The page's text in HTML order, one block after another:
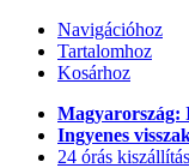
Navigációhoz
Tartalomhoz
Kosárhoz
Magyarország:
Ingyenes
24 órás kiszállítás